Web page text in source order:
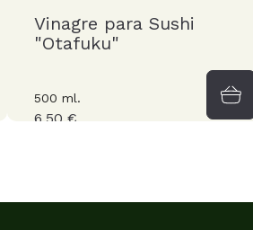
Vinagre para Sushi
"Otafuku"
500 ml.
6,50 €